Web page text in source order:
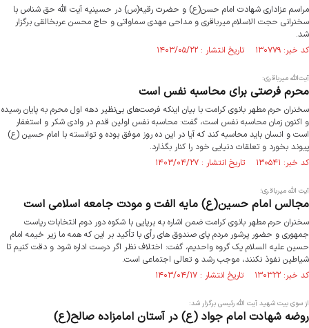
مراسم عزاداری شهادت امام حسن(ع) و حضرت رقیه(س) در حسینیه آیت الله حق شناس با
سخنرانی حجت الاسلام میرباقری و مداحی مهدی سماواتی و حاج محسن عربخالقی برگزار
شد.
کد خبر: ۱۳۰۷۷۹ تاریخ انتشار : ۱۴۰۳/۰۵/۲۲
آیت‌الله میرباقری:
محرم فرصتی برای محاسبه نفس است
سخنران حرم مطهر بانوی کرامت با بیان اینکه فرصت‌های بی‌نظیر دهه اول محرم به پایان رسیده
و اکنون زمان محاسبه نفس است، گفت: محاسبه نفس اولین قدم در وادی شکر و استغفار
است و انسان باید محاسبه کند که آیا در این ده روز موفق بوده و توانسته با امام حسین (ع)
پیوند بخورد و تعلقات دنیایی خود را کنار بگذارد.
کد خبر: ۱۳۰۵۴۱ تاریخ انتشار : ۱۴۰۳/۰۴/۲۷
آیت الله میرباقری؛
مجالس امام حسین(ع) مایه الفت و مودت جامعه اسلامی است
سخنران حرم مطهر بانوی کرامت ضمن اشاره به برپایی با شکوه دور دوم انتخابات ریاست
جمهوری و حضور پرشور مردم پای صندوق های رأی با تأکید بر این که همه ما زیر خیمه امام
حسین علیه السلام یک گروه واحدیم، گفت: اختلاف نظر اگر درست اداره شود و دقت کنیم تا
شیاطین نفوذ نکنند، موجب رشد و تعالی اجتماعی است.
کد خبر: ۱۳۰۳۲۲ تاریخ انتشار : ۱۴۰۳/۰۴/۱۷
از سوی بیت شهید آیت الله رئیسی برگزار شد:
روضه شهادت امام جواد (ع) در آستان امامزاده صالح(ع)